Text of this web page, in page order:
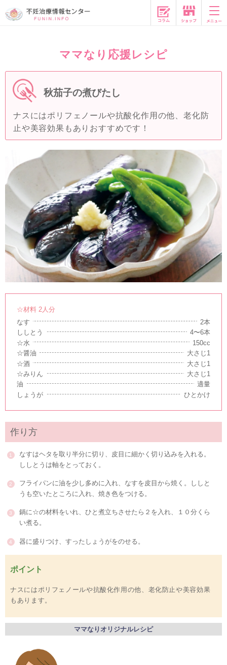
コラム
ママなり応援レシピ
秋茄子の煮びたし
ナスにはポリフェノールや抗酸化作用の他、老化防
止や美容効果もありおすすめです！
☆材料 2人分
なす
2本
ししとう
4〜6本
☆水
150cc
☆醤油
大さじ1
☆酒
大さじ1
☆みりん
大さじ1
油
適量
しょうが
ひとかけ
作り方
なすはヘタを取り半分に切り、皮目に細かく切り込みを入れる。
ししとうは軸をとっておく。
フライパンに油を少し多めに入れ、なすを皮目から焼く。ししと
うも空いたところに入れ、焼き色をつける。
鍋に☆の材料をいれ、ひと煮立ちさせたら２を入れ、１０分くら
い煮る。
器に盛りつけ、すったしょうがをのせる。
ポイント
ナスにはポリフェノールや抗酸化作用の他、老化防止や美容効果
もあります。
ママなりオリジナルレシピ